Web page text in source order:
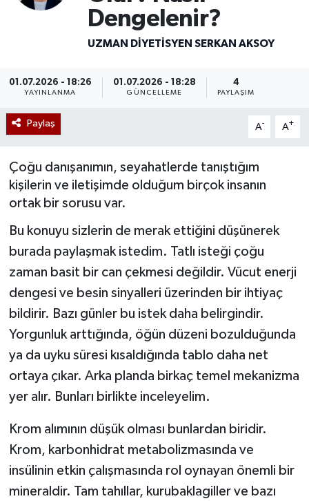
Dengelenir?
UZMAN DIYETISYEN SERKAN AKSOY
01.07.2026 - 18:26
YAYINLANMA
01.07.2026 - 18:28
GÜNCELLEME
4
PAYLAŞIM
Paylaş A- A+
Çoğu danışanımın, seyahatlerde tanıştığım
kişilerin ve iletişimde olduğum birçok insanın
ortak bir sorusu var.
Bu konuyu sizlerin de merak ettiğini düşünerek
burada paylaşmak istedim. Tatlı isteği çoğu
zaman basit bir can çekmesi değildir. Vücut enerji
dengesi ve besin sinyalleri üzerinden bir ihtiyaç
bildirir. Bazı günler bu istek daha belirgindir.
Yorgunluk arttığında, öğün düzeni bozulduğunda
ya da uyku süresi kısaldığında tablo daha net
ortaya çıkar. Arka planda birkaç temel mekanizma
yer alır. Bunları birlikte inceleyelim.
Krom alımının düşük olması bunlardan biridir.
Krom, karbonhidrat metabolizmasında ve
insülinin etkin çalışmasında rol oynayan önemli bir
mineraldir. Tam tahıllar, kurubaklagiller ve bazı